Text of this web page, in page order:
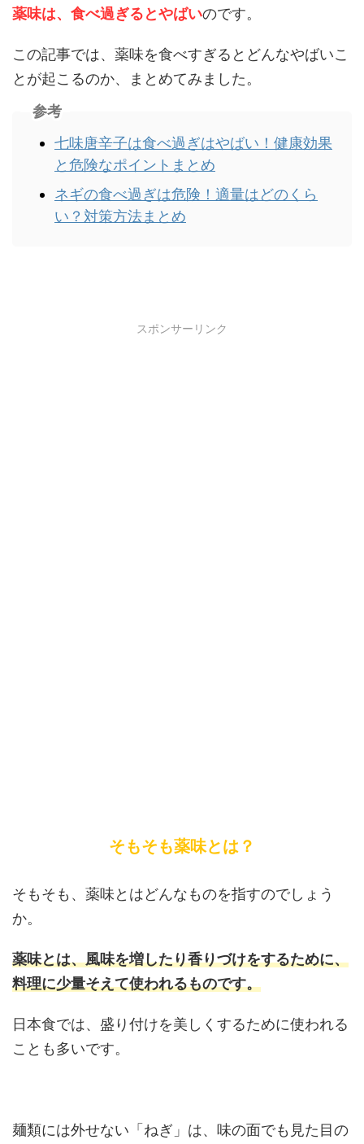
薬味は、食べ過ぎるとやばいのです。
この記事では、薬味を食べすぎるとどんなやばいこ
とが起こるのか、まとめてみました。
参考
七味唐辛子は食べ過ぎはやばい！健康効果
と危険なポイントまとめ
ネギの食べ過ぎは危険！適量はどのくら
い？対策方法まとめ
スポンサーリンク
そもそも薬味とは？
そもそも、薬味とはどんなものを指すのでしょう
か。
薬味とは、風味を増したり香りづけをするために、
料理に少量そえて使われるものです。
日本食では、盛り付けを美しくするために使われる
ことも多いです。
麺類には外せない「ねぎ」は、味の面でも見た目の